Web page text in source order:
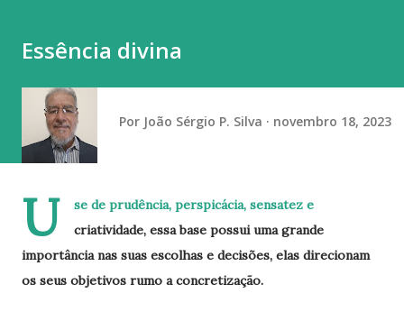
Essência divina
Por João Sérgio P. Silva novembro 18, 2023
U
se de prudência, perspicácia, sensatez e
criatividade, essa base possui uma grande
importância nas suas escolhas e decisões, elas direcionam
os seus objetivos rumo a concretização.